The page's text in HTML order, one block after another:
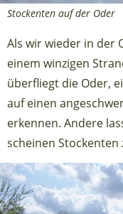
Stockenten auf der Oder
Als wir wieder in der
einem winzigen
überfliegt die Oder,
auf einen
erkennen. Andere
scheinen Stockenten